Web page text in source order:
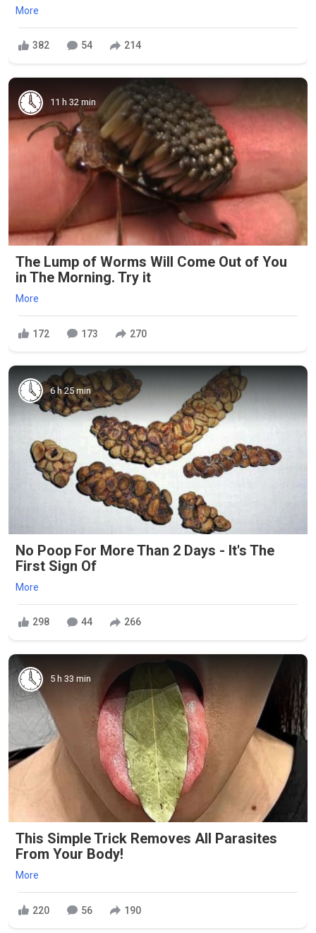
More
382 54 214
11 h 32 min
The Lump of Worms Will Come Out of You
in The Morning. Try it
More
172 173 270
6 h 25 min
No Poop For More Than 2 Days - It's The
First Sign Of
More
298 44 266
5 h 33 min
This Simple Trick Removes All Parasites
From Your Body!
More
220 56 190